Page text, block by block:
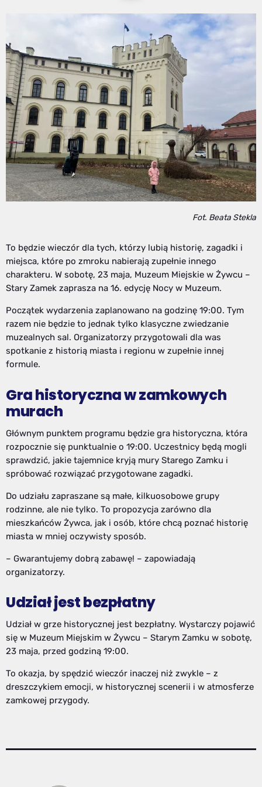
Fot. Beata Stekla
To będzie wieczór dla tych, którzy lubią historię, zagadki i
miejsca, które po zmroku nabierają zupełnie innego
charakteru. W sobotę, 23 maja, Muzeum Miejskie w Żywcu –
Stary Zamek zaprasza na 16. edycję Nocy w Muzeum.
Początek wydarzenia zaplanowano na godzinę 19:00. Tym
razem nie będzie to jednak tylko klasyczne zwiedzanie
muzealnych sal. Organizatorzy przygotowali dla was
spotkanie z historią miasta i regionu w zupełnie innej
formule.
Gra historyczna w zamkowych
murach
Głównym punktem programu będzie gra historyczna, która
rozpocznie się punktualnie o 19:00. Uczestnicy będą mogli
sprawdzić, jakie tajemnice kryją mury Starego Zamku i
spróbować rozwiązać przygotowane zagadki.
Do udziału zapraszane są małe, kilkuosobowe grupy
rodzinne, ale nie tylko. To propozycja zarówno dla
mieszkańców Żywca, jak i osób, które chcą poznać historię
miasta w mniej oczywisty sposób.
– Gwarantujemy dobrą zabawę! – zapowiadają
organizatorzy.
Udział jest bezpłatny
Udział w grze historycznej jest bezpłatny. Wystarczy pojawić
się w Muzeum Miejskim w Żywcu – Starym Zamku w sobotę,
23 maja, przed godziną 19:00.
To okazja, by spędzić wieczór inaczej niż zwykle – z
dreszczykiem emocji, w historycznej scenerii i w atmosferze
zamkowej przygody.